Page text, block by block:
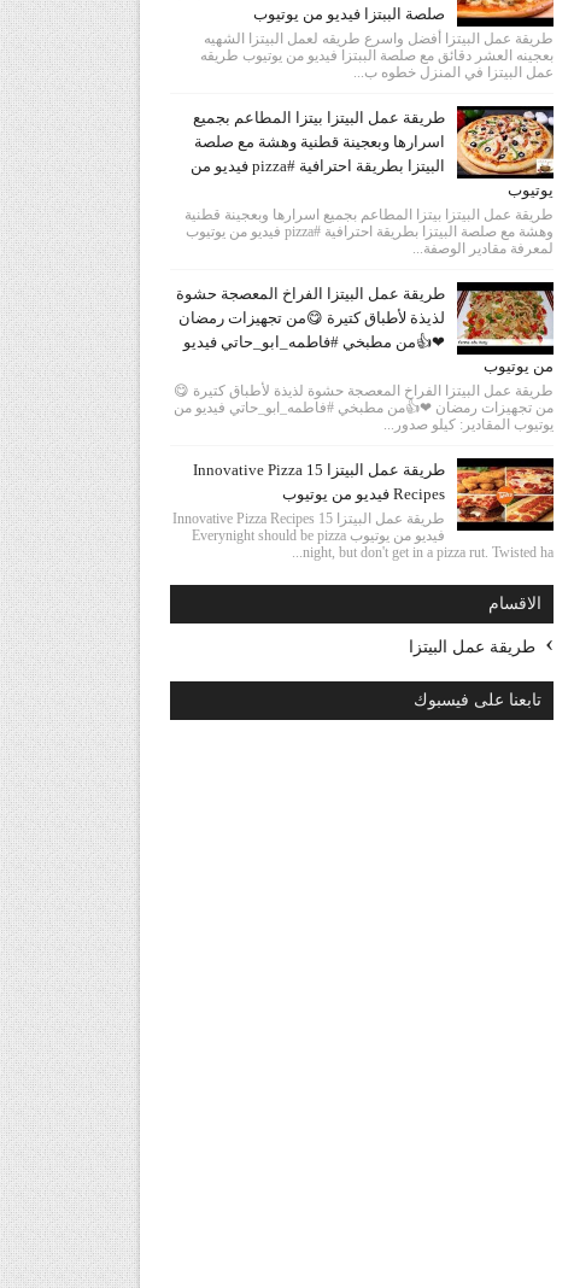
صلصة الببتزا فيديو من يوتيوب
طريقة عمل البيتزا أفضل واسرع طريقه لعمل البيتزا الشهيه
بعجينه العشر دقائق مع صلصة الببتزا فيديو من يوتيوب طريقه
عمل البيتزا في المنزل خطوه ب...
طريقة عمل البيتزا بيتزا المطاعم بجميع
اسرارها وبعجينة قطنية وهشة مع صلصة
البيتزا بطريقة احترافية #pizza فيديو من
يوتيوب
طريقة عمل البيتزا بيتزا المطاعم بجميع اسرارها وبعجينة قطنية
وهشة مع صلصة البيتزا بطريقة احترافية #pizza فيديو من يوتيوب
لمعرفة مقادير الوصفة...
طريقة عمل البيتزا الفراخ المعصجة حشوة
لذيذة لأطباق كتيرة 😋من تجهيزات رمضان
❤👍من مطبخي #فاطمه_ابو_حاتي فيديو
من يوتيوب
طريقة عمل البيتزا الفراخ المعصجة حشوة لذيذة لأطباق كتيرة 😋
من تجهيزات رمضان ❤👍من مطبخي #فاطمه_ابو_حاتي فيديو من
يوتيوب المقادير: كيلو صدور...
طريقة عمل البيتزا 15 Innovative Pizza
Recipes فيديو من يوتيوب
طريقة عمل البيتزا 15 Innovative Pizza Recipes
فيديو من يوتيوب Everynight should be pizza
night, but don't get in a pizza rut. Twisted ha...
الاقسام
طريقة عمل البيتزا
تابعنا على فيسبوك